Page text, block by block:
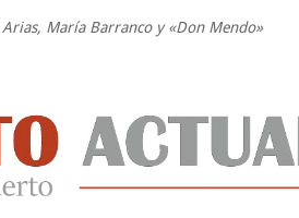
María Barranco y «Don Mendo»